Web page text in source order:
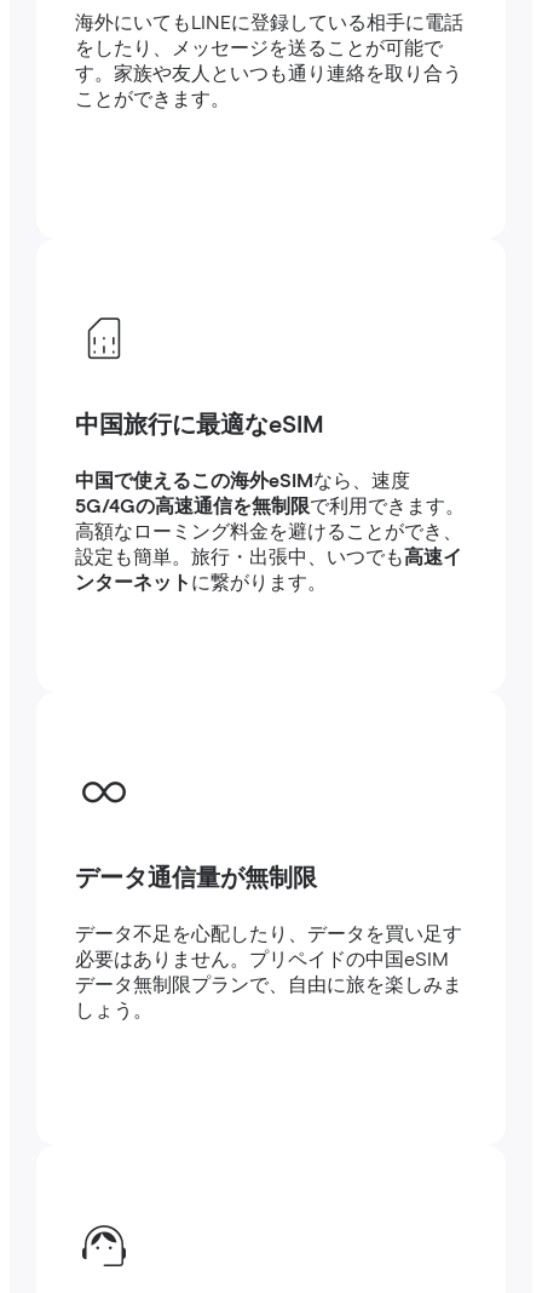
海外にいてもLINEに登録している相手に電話
をしたり、メッセージを送ることが可能で
す。家族や友人といつも通り連絡を取り合う
ことができます。
中国旅行に最適なeSIM
中国で使えるこの海外eSIM なら、速度
5G/4Gの高速通信を無制限で利用できます。
高額なローミング料金を避けることができ、
設定も簡単。旅行・出張中、いつでも高速イ
ンターネット に繋がります。
データ通信量が無制限
データ不足を心配したり、データを買い足す
必要はありません。プリペイドの中国eSIM
データ無制限プランで、自由に旅を楽しみま
しょう。